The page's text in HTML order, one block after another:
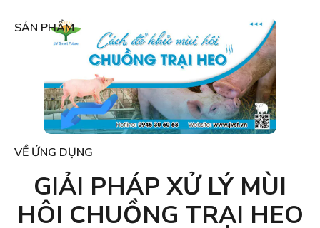
SẢN PHẨM
VỀ ỨNG DỤNG
GIẢI PHÁP XỬ LÝ MÙI
HÔI CHUỒNG TRẠI HEO